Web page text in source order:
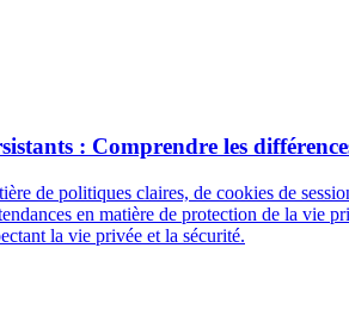
: Comprendre les
de politiques claires, de cookies de
en matière de protection de la vie
la vie privée et la sécurité.